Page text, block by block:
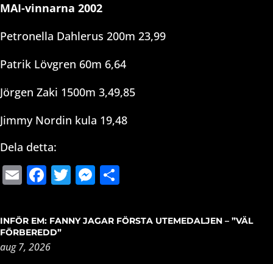
MAI-vinnarna 2002
Petronella Dahlerus 200m 23,99
Patrik Lövgren 60m 6,64
Jörgen Zaki 1500m 3,49,85
Jimmy Nordin kula 19,48
Dela detta:
EmailFacebook
TwitterMessenger
INFÖR EM: FANNY JAGAR FÖRSTA UTEMEDALJEN – ”VÄL
FÖRBEREDD”
aug 7, 2026